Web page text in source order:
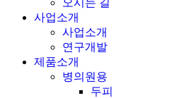
오시는 길
사업소개
사업소개
연구개발
제품소개
병의원용
두피